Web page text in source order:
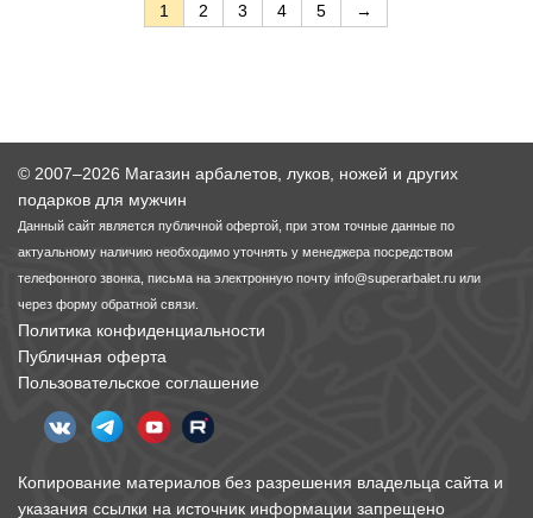
1 2 3 4 5 →
© 2007–2026 Магазин арбалетов, луков, ножей и других
подарков для мужчин
Данный сайт является публичной офертой, при этом точные данные по
актуальному наличию необходимо уточнять у менеджера посредством
телефонного звонка, письма на электронную почту info@superarbalet.ru или
через форму обратной связи.
Политика конфиденциальности
Публичная оферта
Пользовательское соглашение
Копирование материалов без разрешения владельца сайта и
указания ссылки на источник информации запрещено